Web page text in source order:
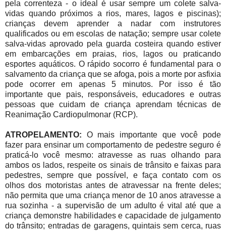
pela correnteza - o ideal é usar sempre um colete salva-
vidas quando próximos a rios, mares, lagos e piscinas);
crianças devem aprender a nadar com instrutores
qualificados ou em escolas de natação; sempre usar colete
salva-vidas aprovado pela guarda costeira quando estiver
em embarcações em praias, rios, lagos ou praticando
esportes aquáticos. O rápido socorro é fundamental para o
salvamento da criança que se afoga, pois a morte por asfixia
pode ocorrer em apenas 5 minutos. Por isso é tão
importante que pais, responsáveis, educadores e outras
pessoas que cuidam de criança aprendam técnicas de
Reanimação Cardiopulmonar (RCP).
ATROPELAMENTO:
O mais importante que você pode
fazer para ensinar um comportamento de pedestre seguro é
praticá-lo você mesmo: atravesse as ruas olhando para
ambos os lados, respeite os sinais de trânsito e faixas para
pedestres, sempre que possível, e faça contato com os
olhos dos motoristas antes de atravessar na frente deles;
não permita que uma criança menor de 10 anos atravesse a
rua sozinha - a supervisão de um adulto é vital até que a
criança demonstre habilidades e capacidade de julgamento
do trânsito; entradas de garagens, quintais sem cerca, ruas